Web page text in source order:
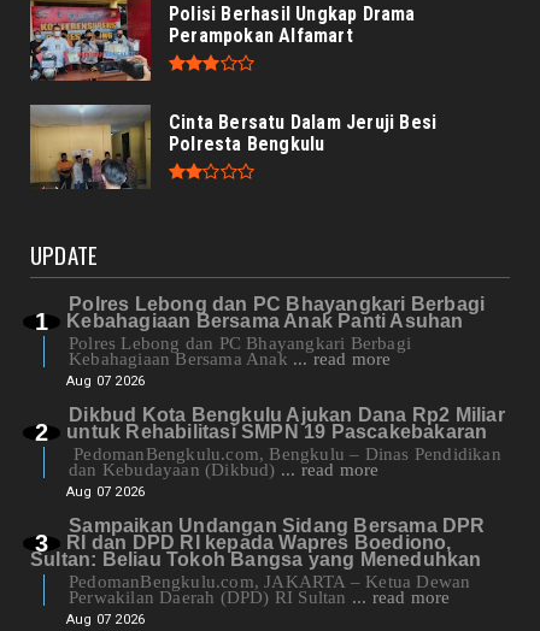
Polisi Berhasil Ungkap Drama
Perampokan Alfamart
Cinta Bersatu Dalam Jeruji Besi
Polresta Bengkulu
UPDATE
Polres Lebong dan PC Bhayangkari Berbagi
Kebahagiaan Bersama Anak Panti Asuhan
Polres Lebong dan PC Bhayangkari Berbagi
Kebahagiaan Bersama Anak ... read more
Aug 07 2026
Dikbud Kota Bengkulu Ajukan Dana Rp2 Miliar
untuk Rehabilitasi SMPN 19 Pascakebakaran
PedomanBengkulu.com, Bengkulu – Dinas Pendidikan
dan Kebudayaan (Dikbud) ... read more
Aug 07 2026
Sampaikan Undangan Sidang Bersama DPR
RI dan DPD RI kepada Wapres Boediono,
Sultan: Beliau Tokoh Bangsa yang Meneduhkan
PedomanBengkulu.com, JAKARTA – Ketua Dewan
Perwakilan Daerah (DPD) RI Sultan ... read more
Aug 07 2026